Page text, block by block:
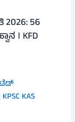
56
। KFD